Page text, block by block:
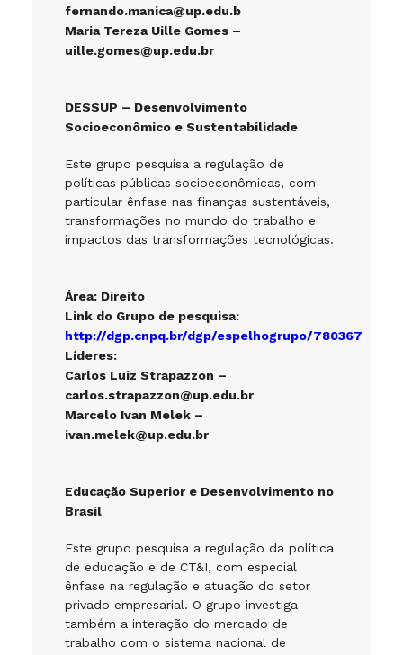
fernando.manica@up.edu.b
Maria Tereza Uille Gomes –
uille.gomes@up.edu.br
DESSUP – Desenvolvimento
Socioeconômico e Sustentabilidade
Este grupo pesquisa a regulação de
políticas públicas socioeconômicas, com
particular ênfase nas finanças sustentáveis,
transformações no mundo do trabalho e
impactos das transformações tecnológicas.
Área: Direito
Link do Grupo de pesquisa:
http://dgp.cnpq.br/dgp/espelhogrupo/780367
Líderes:
Carlos Luiz Strapazzon –
carlos.strapazzon@up.edu.br
Marcelo Ivan Melek –
ivan.melek@up.edu.br
Educação Superior e Desenvolvimento no
Brasil
Este grupo pesquisa a regulação da política
de educação e de CT&I, com especial
ênfase na regulação e atuação do setor
privado empresarial. O grupo investiga
também a interação do mercado de
trabalho com o sistema nacional de